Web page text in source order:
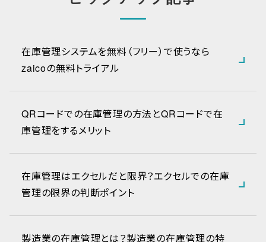
在庫管理システムを無料（フリー）で使うなら
zaicoの無料トライアル
QRコードでの在庫管理の方法とQRコードで在
庫管理をするメリット
在庫管理はエクセルだと限界？エクセルでの在庫
管理の限界の判断ポイント
製造業の在庫管理とは？製造業の在庫管理の特